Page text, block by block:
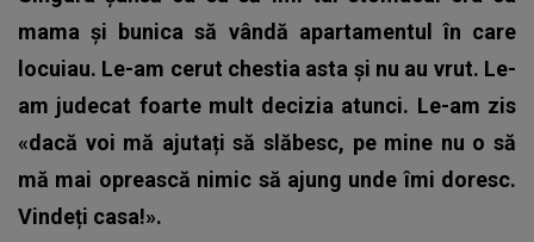
mama și bunica să vândă apartamentul în care
locuiau. Le-am cerut chestia asta și nu au vrut. Le-
am judecat foarte mult decizia atunci. Le-am zis
«dacă voi mă ajutați să slăbesc, pe mine nu o să
mă mai oprească nimic să ajung unde îmi doresc.
Vindeți casa!».